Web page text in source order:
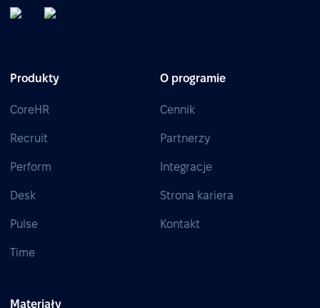
Produkty
CoreHR
Recruit
Perform
Desk
Pulse
Time
O programie
Cennik
Partnerzy
Integracje
Strona kariera
Kontakt
Materiały